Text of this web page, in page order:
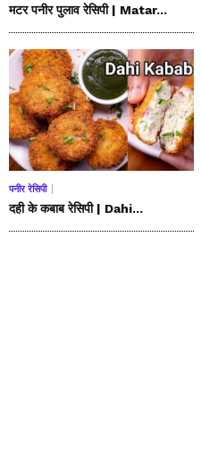
मटर पनीर पुलाव रेसिपी | Matar...
पनीर रेसिपी
दही के कबाब रेसिपी | Dahi...